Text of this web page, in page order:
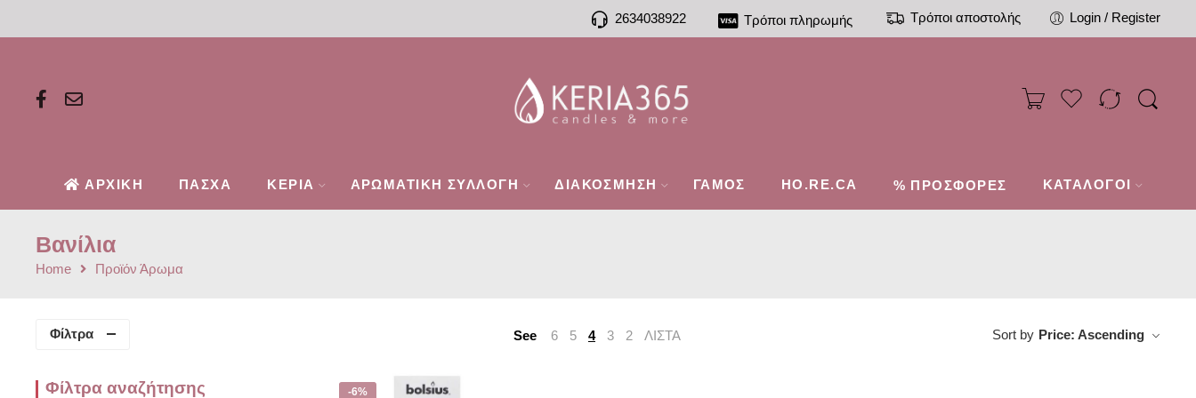
2634038922 Τρόποι πληρωμής Τρόποι αποστολής Login / Register
ΑΡΧΙΚΗ ΠΑΣΧΑ ΚΕΡΙΑ ΑΡΩΜΑΤΙΚΗ ΣΥΛΛΟΓΗ ΔΙΑΚΟΣΜΗΣΗ ΓΑΜΟΣ HO.RE.CA % ΠΡΟΣΦΟΡΕΣ ΚΑΤΑΛΟΓΟΙ
Βανίλια
Home Προϊόν Άρωμα
Φίλτρα See 6 5 4 3 2 ΛΙΣΤΑ Sort by Price: Ascending
-6%
Φίλτρα αναζήτησης